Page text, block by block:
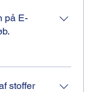
på E-
stoffer